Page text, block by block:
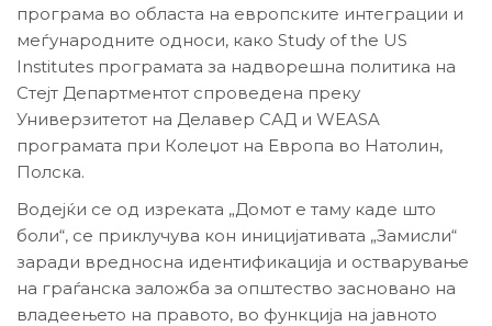
програма во областа на европските интеграции и
меѓународните односи, како Study of the US
Institutes програмата за надворешна политика на
Стејт Департментот спроведена преку
Универзитетот на Делавер САД и WEASA
програмата при Колеџот на Европа во Натолин,
Полска.
Водејќи се од изреката „Домот е таму каде што
боли“, се приклучува кон иницијативата „Замисли“
заради вредносна идентификација и остварување
на граѓанска заложба за општество засновано на
владеењето на правото, во функција на јавното